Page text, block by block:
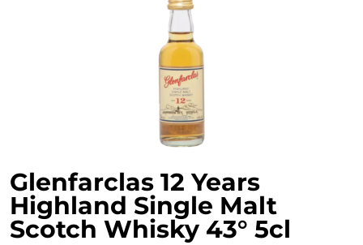
Glenfarclas 12 Years
Highland Single Malt
Scotch Whisky 43° 5cl